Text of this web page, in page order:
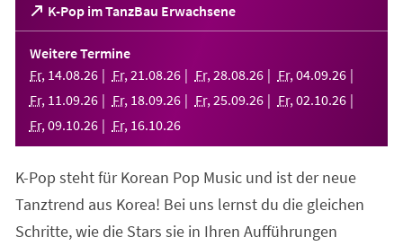
K-Pop im TanzBau Erwachsene
(Öffnet
in
einem
neuen
Tab)
Weitere Termine
Fr, 14.08.26 Fr, 21 .08.26 Fr, 28.08.26 Fr, 04.09.26
Fr, 11 .09.26 Fr, 18.09.26 Fr, 25.09.26 Fr, 02.10.26
Fr, 09.10.26 Fr, 16.10.26
K-Pop steht für Korean Pop Music und ist der neue
Tanztrend aus Korea! Bei uns lernst du die gleichen
Schritte, wie die Stars sie in Ihren Aufführungen